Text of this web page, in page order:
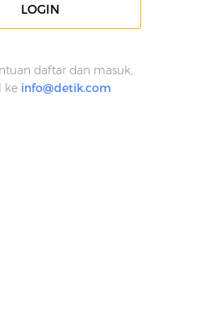
LOGIN
daftar dan masuk,
ke info@detik.com